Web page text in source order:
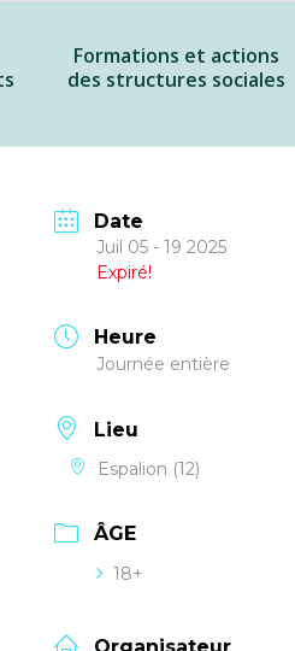
Formations et actions
des structures sociales
Date
Juil 05 - 19 2025
Expiré!
Heure
Journée entière
Lieu
Espalion (12)
ÂGE
18+